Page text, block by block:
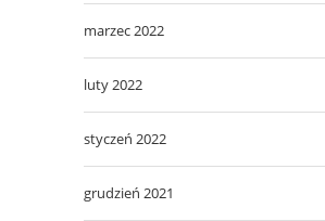
marzec 2022
luty 2022
styczeń 2022
grudzień 2021